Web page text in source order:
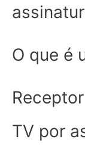
O que é
TV por